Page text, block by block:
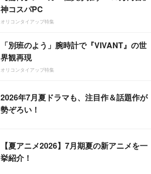
神コスパPC
オリコンタイアップ特集
「別班のよう」腕時計で『VIVANT』の世
界観再現
オリコンタイアップ特集
2026年7月夏ドラマも、注目作＆話題作が
勢ぞろい！
【夏アニメ2026】7月期夏の新アニメを一
挙紹介！